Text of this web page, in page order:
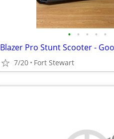
• • • • •
Blazer Pro Stunt Scooter -
7/20 Fort Stewart